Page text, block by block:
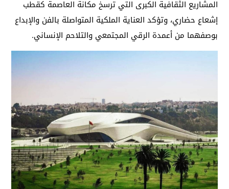
المشاريع الثقافية الكبرى التي ترسخ مكانة العاصمة كقطب
إشعاع حضاري، وتؤكد العناية الملكية المتواصلة بالفن والإبداع
بوصفهما من أعمدة الرقي المجتمعي والتلاحم الإنساني.